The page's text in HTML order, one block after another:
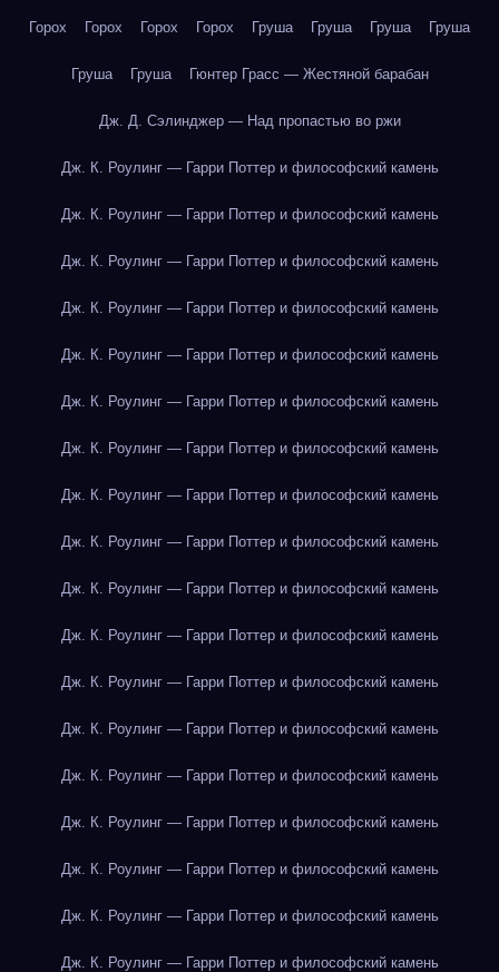
Горох Горох Горох Горох Груша Груша Груша Груша
Груша Груша Гюнтер Грасс — Жестяной барабан
Дж. Д. Сэлинджер — Над пропастью во ржи
Дж. К. Роулинг — Гарри Поттер и философский камень
Дж. К. Роулинг — Гарри Поттер и философский камень
Дж. К. Роулинг — Гарри Поттер и философский камень
Дж. К. Роулинг — Гарри Поттер и философский камень
Дж. К. Роулинг — Гарри Поттер и философский камень
Дж. К. Роулинг — Гарри Поттер и философский камень
Дж. К. Роулинг — Гарри Поттер и философский камень
Дж. К. Роулинг — Гарри Поттер и философский камень
Дж. К. Роулинг — Гарри Поттер и философский камень
Дж. К. Роулинг — Гарри Поттер и философский камень
Дж. К. Роулинг — Гарри Поттер и философский камень
Дж. К. Роулинг — Гарри Поттер и философский камень
Дж. К. Роулинг — Гарри Поттер и философский камень
Дж. К. Роулинг — Гарри Поттер и философский камень
Дж. К. Роулинг — Гарри Поттер и философский камень
Дж. К. Роулинг — Гарри Поттер и философский камень
Дж. К. Роулинг — Гарри Поттер и философский камень
Дж. К. Роулинг — Гарри Поттер и философский камень